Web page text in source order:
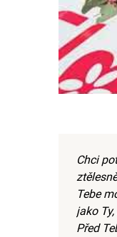
Chci
Tebe
jako
Před